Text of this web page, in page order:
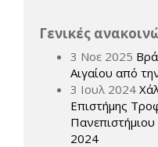
Γενικές
3 Νοε 2025
Αιγαίου από
3 Ιουλ 2024
Επιστήμης
2024